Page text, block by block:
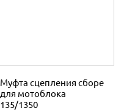
Муфта сцепления сборе
для мотоблока
135/1350